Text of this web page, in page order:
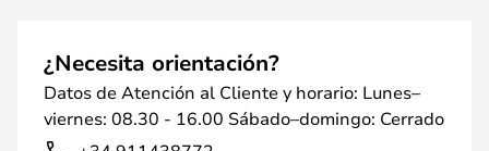
¿Necesita orientación?
Datos de Atención al Cliente y horario: Lunes–
viernes: 08.30 - 16.00 Sábado–domingo: Cerrado